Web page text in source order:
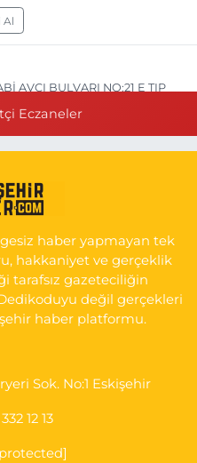
Al
AVCI BULVARI NO:21 E TIP
CD.8 B ESKİ DEVLET
Eczaneler
haber yapmayan tek
hakkaniyet ve gerçeklik
tarafsız gazeteciliğin
değil gerçekleri
haber platformu.
Sok. No:1 Eskişehir
12 13